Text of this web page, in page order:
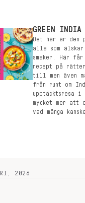
GREEN INDIA
Det här är den
alla som älskar
smaker. Här
recept på rätter
till men även
från runt om
upptäcktsresa i
mycket mer att
vad många
2026